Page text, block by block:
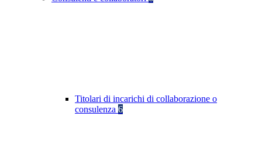
Titolari di incarichi di collaborazione o
consulenza 6